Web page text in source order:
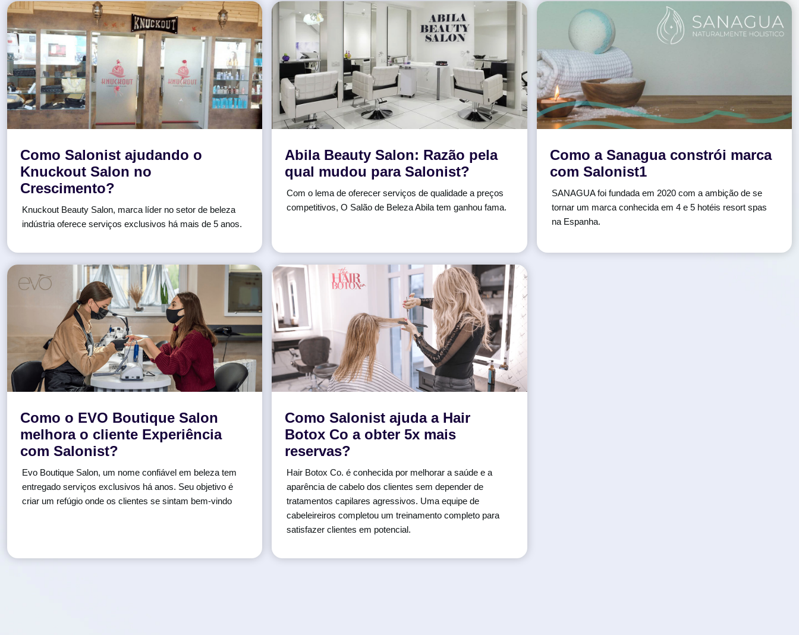
Como Salonist ajudando o
Knuckout Salon no
Crescimento?
Knuckout Beauty Salon, marca líder no setor de beleza
indústria oferece serviços exclusivos há mais de 5 anos.
Abila Beauty Salon: Razão pela
qual mudou para Salonist?
Com o lema de oferecer serviços de qualidade a preços
competitivos, O Salão de Beleza Abila tem ganhou fama.
Como a Sanagua constrói marca
com Salonist1
SANAGUA foi fundada em 2020 com a ambição de se
tornar um marca conhecida em 4 e 5 hotéis resort spas
na Espanha.
Como o EVO Boutique Salon
melhora o cliente Experiência
com Salonist?
Evo Boutique Salon, um nome confiável em beleza tem
entregado serviços exclusivos há anos. Seu objetivo é
criar um refúgio onde os clientes se sintam bem-vindo
Como Salonist ajuda a Hair
Botox Co a obter 5x mais
reservas?
Hair Botox Co. é conhecida por melhorar a saúde e a
aparência de cabelo dos clientes sem depender de
tratamentos capilares agressivos. Uma equipe de
cabeleireiros completou um treinamento completo para
satisfazer clientes em potencial.